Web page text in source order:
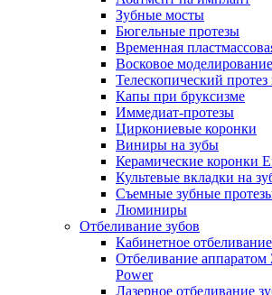
Зубные мосты
Бюгельные протезы
Временная
Восковое
Телескопический
Капы при бруксизме
Иммедиат-протезы
Циркониевые коронки
Виниры на зубы
Керамические коронки
Культевые вкладки на
Съемные зубные
Люминиры
Отбеливание зубов
Кабинетное
Отбеливание аппаратом
Power
Лазерное отбеливание